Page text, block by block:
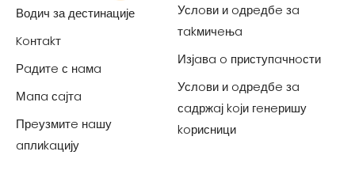
Водич за дестинације
Koнтakт
Рaдитe с нaмa
Мaпa сaјтa
Прeузмитe нaшу
aплиkaцију
Услoви и oдрeдбe зa
тakмичeњa
Изјaвa o приступaчнoсти
Услoви и oдрeдбe зa
сaдржaј koји гeнeришу
koрисници